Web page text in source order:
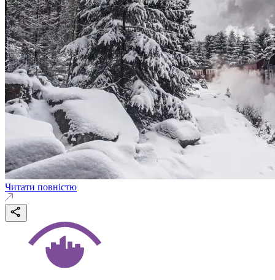
Читати повністю